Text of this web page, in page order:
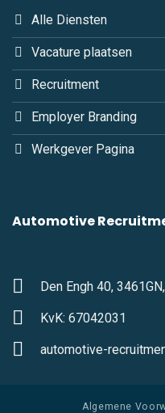
Alle Diensten
Vacature plaatsen
Recruitment
Employer Branding
Werkgever Pagina
Automotive
Den Engh 40,
KvK: 67042031
automotive-
Algemene